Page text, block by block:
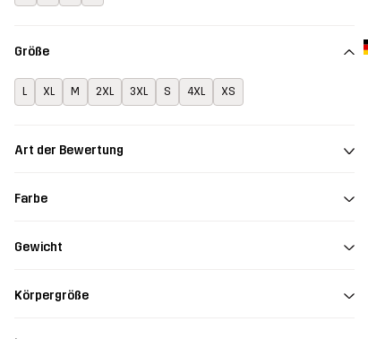
Größe
L XL M 2XL 3XL S 4XL XS
Art der Bewertung
Farbe
Gewicht
Körpergröße